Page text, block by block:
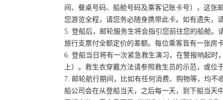
间、餐桌号码、船舱号码及乘客记账卡号），这张
您游览全程，请您务必随身携带此卡。如有遗失
5. 登船后，邮轮服务生将会指引您前往您的船舱
旅行支票付全额定价的差额。每位乘客皆有一张
6. 登船当日将有一次紧急救生演习，在警报响起
上）。救生衣穿戴方法请参照救生员的示范，或
7. 邮轮航行期间，比如有任何消费、购物等，均不
船公司会在从登船当天，之后每一天，到下船当天